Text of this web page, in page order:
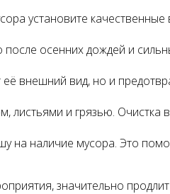
установите
осенних дождей и
внешний вид, но и
листьями и грязью.
на наличие мусора. Это
значительно